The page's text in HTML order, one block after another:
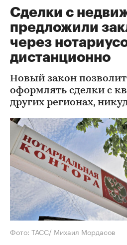
Сделки с
предложили
через
дистанционно
Новый закон
оформлять сделки с
других регионах,
Фото: ТАСС/ Михаил Мордасов